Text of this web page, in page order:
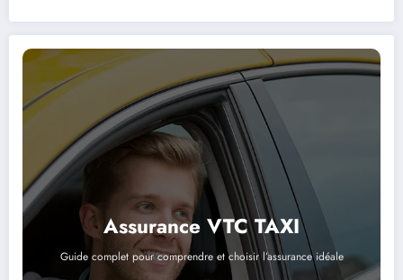
Assurance VTC TAXI
Guide complet pour comprendre et choisir l’assurance idéale